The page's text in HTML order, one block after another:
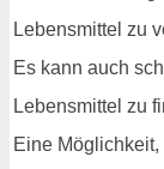
Lebensmittel zu
Es kann auch
Lebensmittel zu
Eine